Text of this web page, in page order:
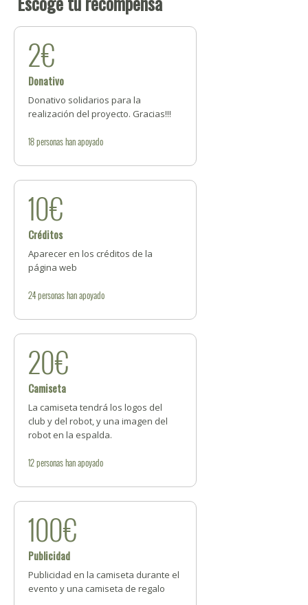
2€
Donativo
Donativo solidarios para la
realización del proyecto. Gracias!!!
18personashan apoyado
10€
Créditos
Aparecer en los créditos de la
página web
24personashan apoyado
20€
Camiseta
La camiseta tendrá los logos del
club y del robot, y una imagen del
robot en la espalda.
12personashan apoyado
100€
Publicidad
Publicidad en la camiseta durante el
evento y una camiseta de regalo